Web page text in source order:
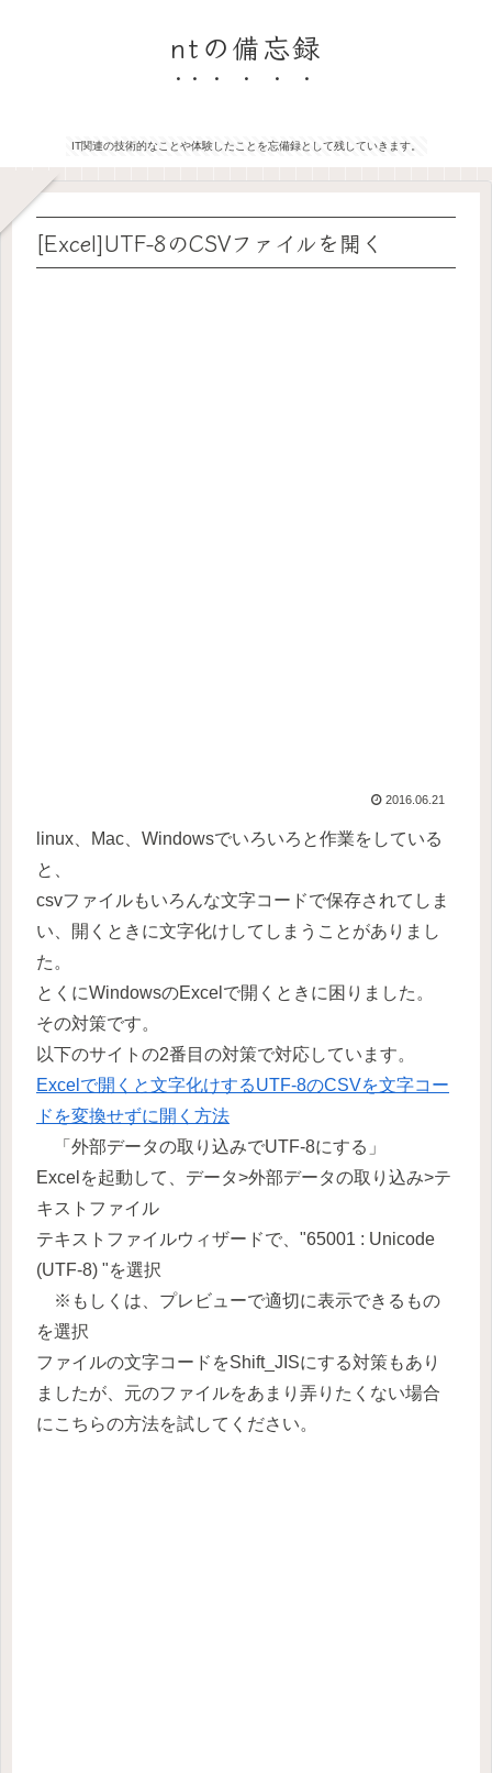
ntの備忘録
IT関連の技術的なことや体験したことを忘備録として残していきます。
[Excel]UTF-8のCSVファイルを開く
2016.06.21
linux、Mac、Windowsでいろいろと作業をしている
と、
csvファイルもいろんな文字コードで保存されてしま
い、開くときに文字化けしてしまうことがありまし
た。
とくにWindowsのExcelで開くときに困りました。
その対策です。
以下のサイトの2番目の対策で対応しています。
Excelで開くと文字化けするUTF-8のCSVを文字コー
ドを変換せずに開く方法
「外部データの取り込みでUTF-8にする」
Excelを起動して、データ>外部データの取り込み>テ
キストファイル
テキストファイルウィザードで、"65001 : Unicode
(UTF-8) "を選択
※もしくは、プレビューで適切に表示できるもの
を選択
ファイルの文字コードをShift_JISにする対策もあり
ましたが、元のファイルをあまり弄りたくない場合
にこちらの方法を試してください。